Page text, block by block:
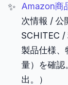
Amazon商
次情報 /
SCHITEC /
製品仕様、
量）を確認
出。）